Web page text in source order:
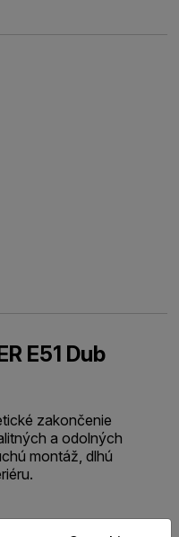
E51 Dub
zakončenie
a odolných
montáž, dlhú